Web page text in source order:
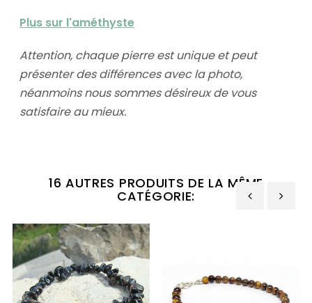
Plus sur l'améthyste
Attention, chaque pierre est unique et peut
présenter des différences avec la photo,
néanmoins nous sommes désireux de vous
satisfaire au mieux.
16 AUTRES PRODUITS DE LA MÊME
CATÉGORIE: